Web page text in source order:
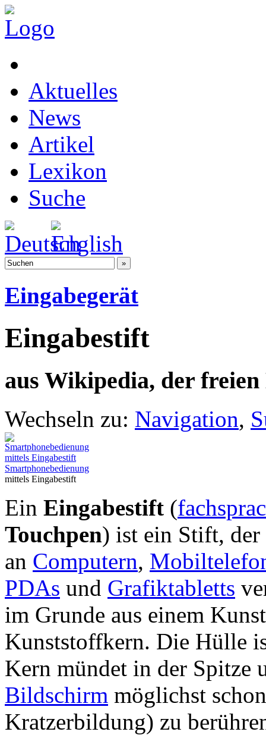
Aktuelles
News
Artikel
Lexikon
Suche
Eingabegerät
Eingabestift
aus Wikipedia, der
Wechseln zu: Navigation,
Smartphonebedienung
mittels Eingabestift
Ein Eingabestift (
Touchpen) ist ein Stift,
an Computern,
PDAs und Grafiktabletts
im Grunde aus einem
Kunststoffkern. Die Hülle
Kern mündet in der Spitze
Bildschirm möglichst
Kratzerbildung) zu